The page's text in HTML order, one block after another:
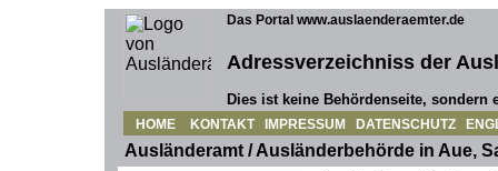
Das Portal www.auslaenderaemter.de
Adressverzeichniss der
Dies ist keine Behördenseite, sondern
HOME KONTAKT IMPRESSUM DATENSCHUTZ
Ausländeramt / Ausländerbehörde in Aue,